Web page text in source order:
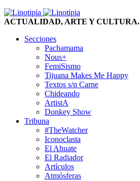
ACTUALIDAD, ARTE Y CULTURA.
Secciones
Pachamama
Nous+
FemiSismo
Tijuana Makes Me Happy
Textos s/n Carne
Chideando
ArtistA
Donkey Show
Tribuna
#TheWatcher
Iconoclasta
El Ahuate
El Radiador
Artículos
Atmósferas